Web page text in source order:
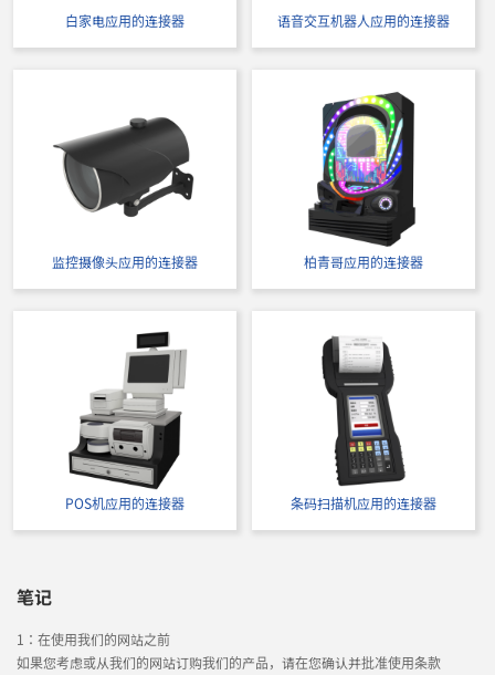
IMSA-9257S-16Y935
白家电应用的连接器 语音交互机器人应用的连接器
监控摄像头应用的连接器 柏青哥应用的连接器
POS机应用的连接器 条码扫描机应用的连接器
笔记
1：在使用我们的网站之前
如果您考虑或从我们的网站订购我们的产品，请在您确认并批准使用条款